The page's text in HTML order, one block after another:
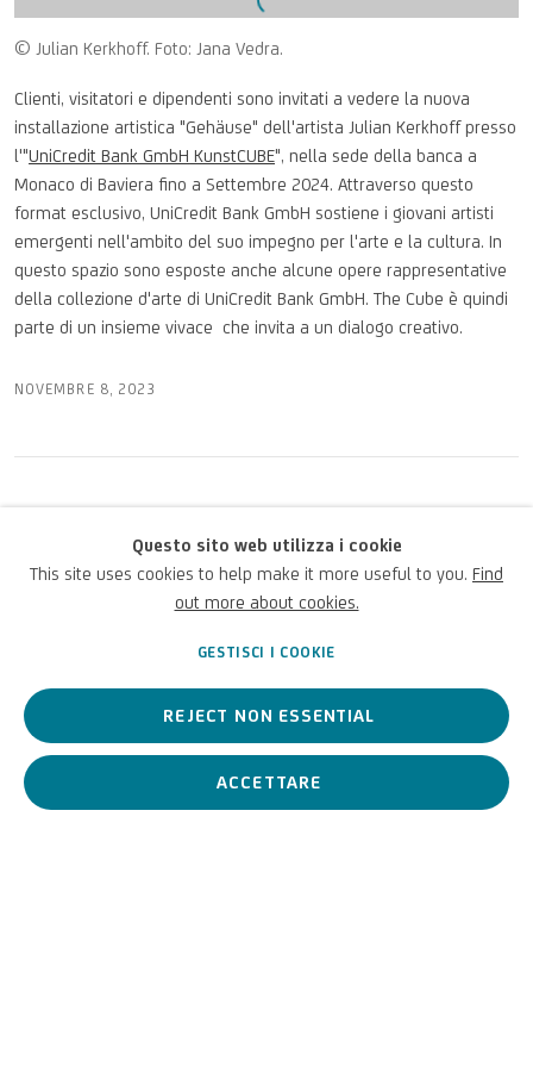
© Julian Kerkhoff. Foto: Jana Vedra.
Clienti, visitatori e dipendenti sono invitati a vedere la nuova
installazione artistica "Gehäuse" dell'artista Julian Kerkhoff presso
l'"UniCredit Bank GmbH KunstCUBE", nella sede della banca a
Monaco di Baviera fino a Settembre 2024.Attraverso questo
format esclusivo, UniCredit Bank GmbH sostiene i giovani artisti
emergenti nell'ambito del suo impegno per l'arte e la cultura. In
questo spazio sono esposte anche alcune opere rappresentative
della collezione d'arte di UniCredit Bank GmbH. The Cube è quindi
parte di un insieme vivace che invita a un dialogo creativo.
NOVEMBRE 8, 2023
Questo sito web utilizza i cookie
This site uses cookies to help make it more useful to you. Find
out more about cookies.
GESTISCI I COOKIE
REJECT NON ESSENTIAL
ACCETTARE